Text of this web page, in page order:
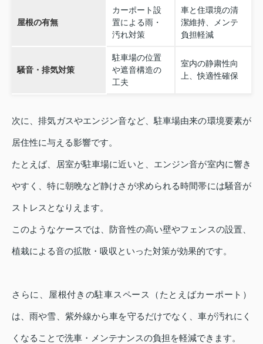
屋根の有無
カーポート設
置による雨・
汚れ対策
車と住環境の清
潔維持、メンテ
負担軽減
騒音・排気対策
駐車場の位置
や遮音構造の
工夫
室内の静粛性向
上、快適性確保
次に、排気ガスやエンジン音など、駐車場由来の環境要素が
居住性に与える影響です。
たとえば、居室が駐車場に近いと、エンジン音が室内に響き
やすく、特に朝晩など静けさが求められる時間帯には騒音が
ストレスとなりえます。
このようなケースでは、防音性の高い壁やフェンスの設置、
植栽による音の拡散・吸収といった対策が効果的です。
さらに、屋根付きの駐車スペース（たとえばカーポート）
は、雨や雪、紫外線から車を守るだけでなく、車が汚れにく
くなることで洗車・メンテナンスの負担を軽減できます。